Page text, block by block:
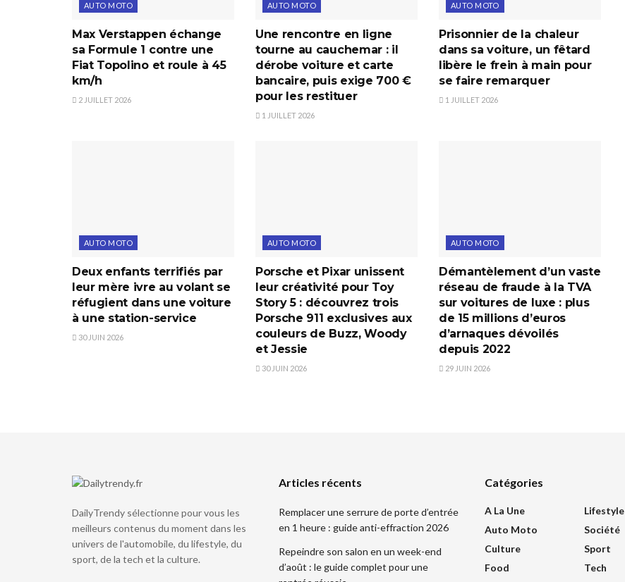
AUTO MOTO
Max Verstappen échange
sa Formule 1 contre une
Fiat Topolino et roule à 45
km/h
2 JUILLET 2026
AUTO MOTO
Une rencontre en ligne
tourne au cauchemar : il
dérobe voiture et carte
bancaire, puis exige 700 €
pour les restituer
1 JUILLET 2026
AUTO MOTO
Prisonnier de la chaleur
dans sa voiture, un fêtard
libère le frein à main pour
se faire remarquer
1 JUILLET 2026
AUTO MOTO
Deux enfants terrifiés par
leur mère ivre au volant se
réfugient dans une voiture
à une station-service
30 JUIN 2026
AUTO MOTO
Porsche et Pixar unissent
leur créativité pour Toy
Story 5 : découvrez trois
Porsche 911 exclusives aux
couleurs de Buzz, Woody
et Jessie
30 JUIN 2026
AUTO MOTO
Démantèlement d’un vaste
réseau de fraude à la TVA
sur voitures de luxe : plus
de 15 millions d’euros
d’arnaques dévoilés
depuis 2022
29 JUIN 2026
DailyTrendy sélectionne pour vous les
meilleurs contenus du moment dans les
univers de l'automobile, du lifestyle, du
sport, de la tech et la culture.
Articles récents
Remplacer une serrure de porte d’entrée
en 1 heure : guide anti-effraction 2026
Repeindre son salon en un week-end
d’août : le guide complet pour une
Catégories
A La Une
Auto Moto
Culture
Food
Lifestyle
Société
Sport
Tech